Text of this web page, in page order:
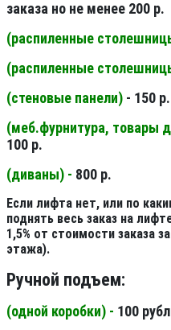
заказа но не менее 200 р.
(распиленные
(распиленные
(стеновые панели) - 150 р.
(меб.фурнитура, товары
100 р.
(диваны) - 800 р.
Если лифта нет, или по
поднять весь заказ на
1,5% от стоимости заказа
этажа).
Ручной подъем:
(одной коробки) - 100